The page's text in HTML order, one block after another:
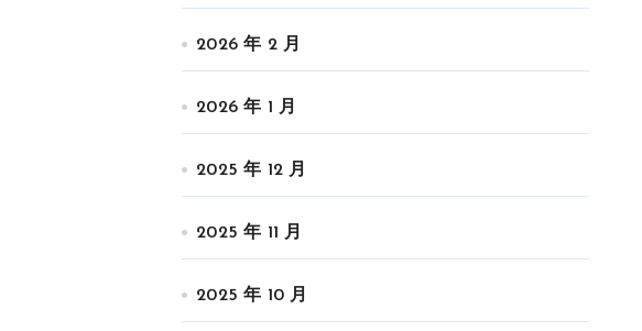
2026 年 2 月
2026 年 1 月
2025 年 12 月
2025 年 11 月
2025 年 10 月